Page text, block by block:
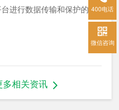
进行数据传输和保护的文
相关资讯
400电话
微信咨询